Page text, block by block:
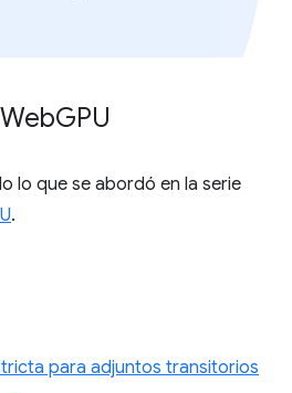
GPU
lo que se abordó en la serie
.
para adjuntos transitorios